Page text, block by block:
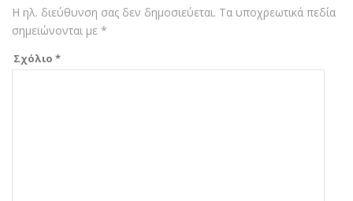
Η ηλ. διεύθυνση σας δεν δημοσιεύεται. Τα υποχρεωτικά πεδία
σημειώνονται με *
Σχόλιο *